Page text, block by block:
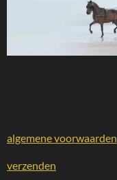
algemene voorwaarden
verzenden